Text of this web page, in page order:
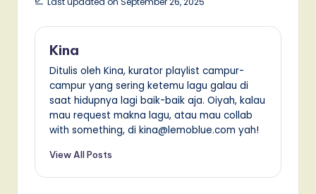
Kina
Ditulis oleh Kina, kurator playlist campur-
campur yang sering ketemu lagu galau di
saat hidupnya lagi baik-baik aja. Oiyah, kalau
mau request makna lagu, atau mau collab
with something, di kina@lemoblue.com yah!
View All Posts